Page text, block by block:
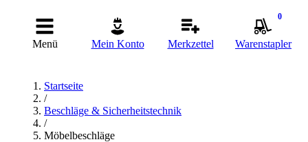
Menü Mein Konto Merkzettel
0
Warenstapler
Startseite
/
Beschläge & Sicherheitstechnik
/
Möbelbeschläge